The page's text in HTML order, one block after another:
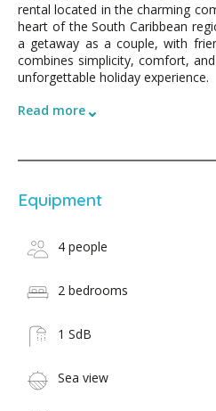
rental located in the charming
heart of the South Caribbean
a getaway as a couple, with
combines simplicity, comfort,
unforgettable holiday experience.
Read more⌄
Equipment
4 people
2 bedrooms
1 SdB
Sea view